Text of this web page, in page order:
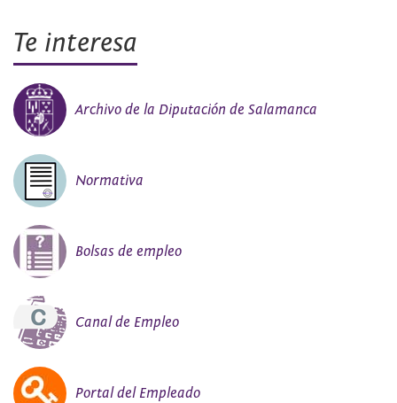
Te interesa
Archivo de la Diputación de Salamanca
Normativa
Bolsas de empleo
Canal de Empleo
Portal del Empleado